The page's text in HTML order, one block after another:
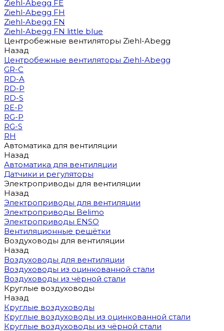
Ziehl-Abegg FE
Ziehl-Abegg FH
Ziehl-Abegg FN
Ziehl-Abegg FN little blue
Центробежные вентиляторы Ziehl-Abegg
Назад
Центробежные вентиляторы Ziehl-Abegg
GR-C
RD-A
RD-P
RD-S
RE-P
RG-P
RG-S
RH
Автоматика для вентиляции
Назад
Автоматика для вентиляции
Датчики и регуляторы
Электроприводы для вентиляции
Назад
Электроприводы для вентиляции
Электроприводы Belimo
Электроприводы ENSO
Вентиляционные решётки
Воздуховоды для вентиляции
Назад
Воздуховоды для вентиляции
Воздуховоды из оцинкованной стали
Воздуховоды из чёрной стали
Круглые воздуховоды
Назад
Круглые воздуховоды
Круглые воздуховоды из оцинкованной стали
Круглые воздуховоды из чёрной стали